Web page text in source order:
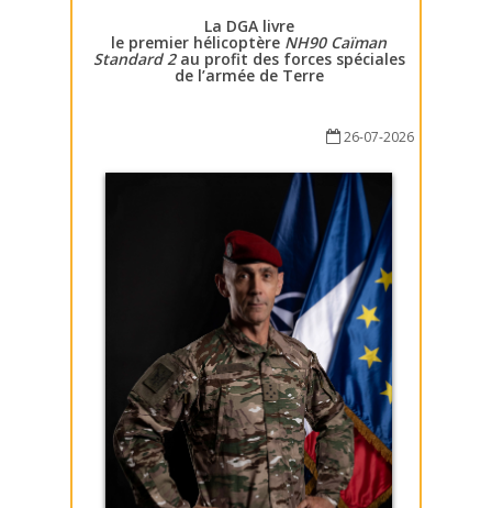
La DGA livre
le premier hélicoptère NH90 Caïman
Standard 2au profit des forces spéciales
de l’armée de Terre
26-07-2026